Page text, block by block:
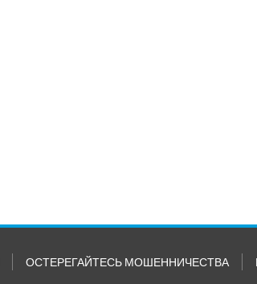
ОСТЕРЕГАЙТЕСЬ МОШЕННИЧЕСТВА